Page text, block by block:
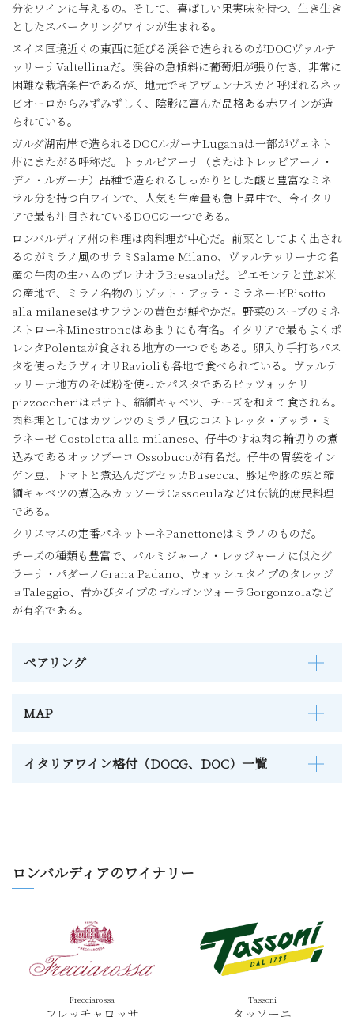
分をワインに与えるの。そして、喜ばしい果実味を持つ、生き生き
としたスパークリングワインが生まれる。
スイス国境近くの東西に延びる渓谷で造られるのがDOCヴァルテ
ッリーナValtellinaだ。渓谷の急傾斜に葡萄畑が張り付き、非常に
困難な栽培条件であるが、地元でキアヴェンナスカと呼ばれるネッ
ビオーロからみずみずしく、陰影に富んだ品格ある赤ワインが造
られている。
ガルダ湖南岸で造られるDOCルガーナLuganaは一部がヴェネト
州にまたがる呼称だ。トゥルビアーナ（またはトレッビアーノ・
ディ・ルガーナ）品種で造られるしっかりとした酸と豊富なミネ
ラル分を持つ白ワインで、人気も生産量も急上昇中で、今イタリ
アで最も注目されているDOCの一つである。
ロンバルディア州の料理は肉料理が中心だ。前菜としてよく出され
るのがミラノ風のサラミSalame Milano、ヴァルテッリーナの名
産の牛肉の生ハムのブレサオラBresaolaだ。ピエモンテと並ぶ米
の産地で、ミラノ名物のリゾット・アッラ・ミラネーゼRisotto
alla milaneseはサフランの黄色が鮮やかだ。野菜のスープのミネ
ストローネMinestroneはあまりにも有名。イタリアで最もよくポ
レンタPolentaが食される地方の一つでもある。卵入り手打ちパス
タを使ったラヴィオリRavioliも各地で食べられている。ヴァルテ
ッリーナ地方のそば粉を使ったパスタであるピッツォッケリ
pizzoccheriはポテト、縮緬キャベツ、チーズを和えて食される。
肉料理としてはカツレツのミラノ風のコストレッタ・アッラ・ミ
ラネーゼ Costoletta alla milanese、仔牛のすね肉の輪切りの煮
込みであるオッソブーコ Ossobucoが有名だ。仔牛の胃袋をイン
ゲン豆、トマトと煮込んだブセッカBusecca、豚足や豚の頭と縮
緬キャベツの煮込みカッソーラCassoeulaなどは伝統的庶民料理
である。
クリスマスの定番パネットーネPanettoneはミラノのものだ。
チーズの種類も豊富で、パルミジャーノ・レッジャーノに似たグ
ラーナ・パダーノGrana Padano、ウォッシュタイプのタレッジ
ョTaleggio、青かびタイプのゴルゴンツォーラGorgonzolaなど
が有名である。
ペアリング
MAP
イタリアワイン格付（DOCG、DOC）一覧
ロンバルディアのワイナリー
Frecciarossa
フレッチャロッサ
Tassoni
タッソーニ